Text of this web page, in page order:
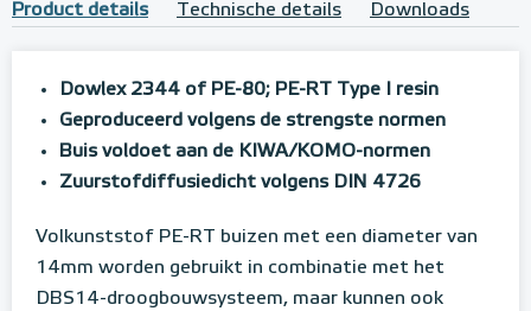
Product details Technische details Downloads
Dowlex 2344 of PE-80; PE-RT Type I resin
Geproduceerd volgens de strengste normen
Buis voldoet aan de KIWA/KOMO-normen
Zuurstofdiffusiedicht volgens DIN 4726
Volkunststof PE-RT buizen met een diameter van
14mm worden gebruikt in combinatie met het
DBS14-droogbouwsysteem, maar kunnen ook